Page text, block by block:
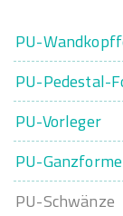
PU-
PU-Pedestal-
PU-Vorleger
PU-
PU-Schwänze